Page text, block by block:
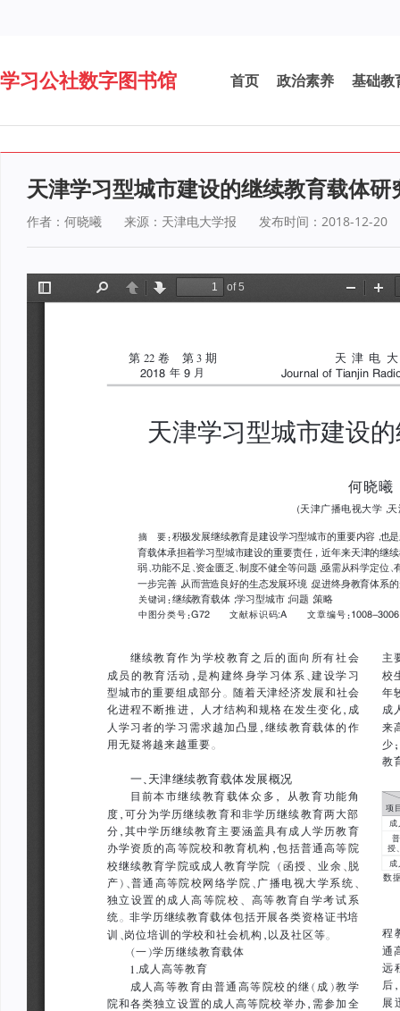
学习公社数字图书馆 首页 政治素养 基础教
天津学习型城市建设的继续教育载体研
作者：何晓曦 来源：天津电大学报 发布时间：2018-12-20